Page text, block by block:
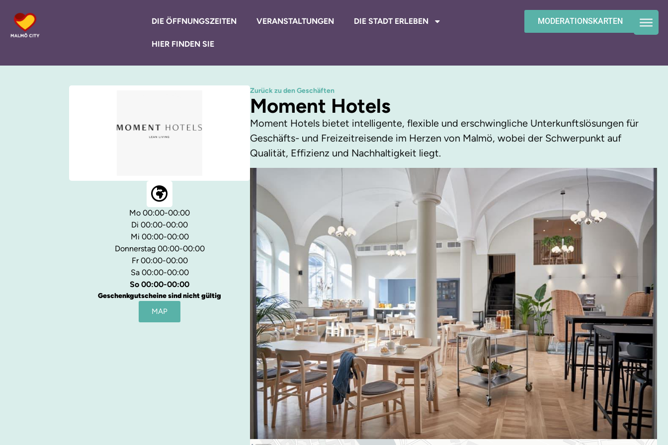
MODERATIONSKARTEN
DIE ÖFFNUNGSZEITEN VERANSTALTUNGEN DIE STADT ERLEBEN
HIER FINDEN SIE
Zurück zu den Geschäften
Moment Hotels
Moment Hotels bietet intelligente, flexible und erschwingliche Unterkunftslösungen für
Geschäfts- und Freizeitreisende im Herzen von Malmö, wobei der Schwerpunkt auf
Qualität, Effizienz und Nachhaltigkeit liegt.
Mo 00:00-00:00
Di 00:00-00:00
Mi 00:00-00:00
Donnerstag 00:00-00:00
Fr 00:00-00:00
Sa 00:00-00:00
So 00:00-00:00
Geschenkgutscheine sind nicht gültig
MAP